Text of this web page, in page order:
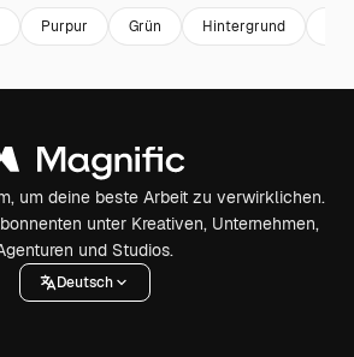
Purpur Grün Hintergrund
um deine beste Arbeit zu verwirklichen.
unter Kreativen, Unternehmen,
und Studios.
Deutsch